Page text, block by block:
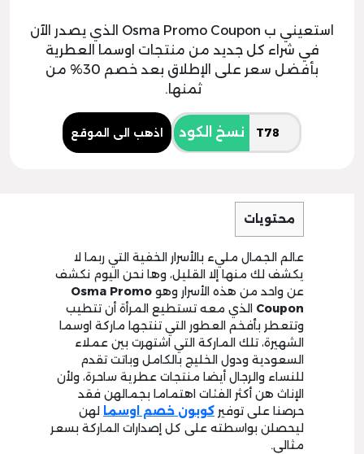
استعيني ب Osma Promo Coupon الذي يصدر الآن
في شراء كل جديد من منتجات اوسما العطرية
بأفضل سعر على الإطلاق بعد خصم 30% من
ثمنها.
نسخ الكود اذهب الى الموقع
محتويات
عالم الجمال مليء بالأسرار الخفية التي ربما لا
يكشف لك منها إلا القليل، وها نحن اليوم نكشف
عن واحد من هذه الأسرار وهو Osma Promo
Coupon الذي معه تستطيع المرأة أن تتطيب
وتتعطر بأفخم العطور التي تنتجها ماركة اوسما
الشهيرة، تلك الماركة التي اشتهرت بين عملاء
السعودية ودول الخليج بالكامل وباتت تقدم
للنساء والرجال أيضا منتجات عطرية ساحرة، ولأن
الإناث هن أكثر الفئات اهتماما بجمالهن فقد
حرصنا على توفير كوبون خصم اوسما لهن
ليحصلن بواسطته على كل إصدارات الماركة بسعر
مثالي.